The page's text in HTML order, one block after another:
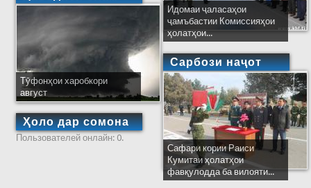
Тӯфонҳои харобкори
август
Ҳоло дар сомона
Пользователей онлайн: 0.
Идомаи ҷаласаҳои
ҷамъбастии Комиссияҳои
ҳолатҳои...
Сарбози наҷот
Сафари кории Раиси
Кумитаи ҳолатҳои
фавқулодда ба вилояти...